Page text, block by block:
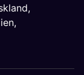
,
,